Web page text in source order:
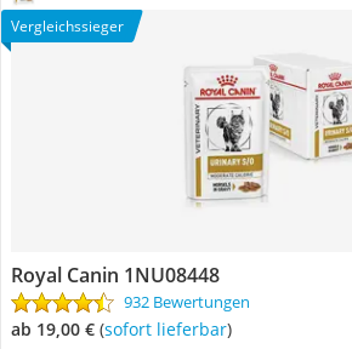
Vergleichssieger
Royal Canin 1NU08448
932 Bewertungen
ab 19,00 € ( Sofort lieferbar)